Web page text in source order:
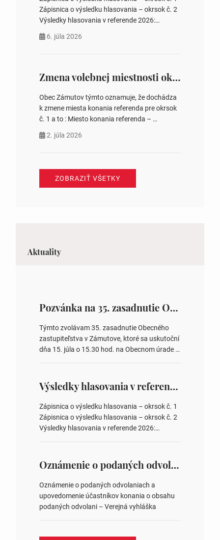
Zápisnica o výsledku hlasovania – okrsok č. 2
Výsledky hlasovania v referende 2026:
na hlasovaní https://www.volbysr.sk/…
6. júla 2026
Zmena volebnej miestnosti okrsok č. 1
Obec Zámutov týmto oznamuje, že dochádza
k zmene miesta konania referenda pre okrsok
č. 1 a to : Miesto konania referenda –
Tomášová starostka obce
2. júla 2026
ZOBRAZIŤ VŠETKY
Aktuality
Pozvánka na 35. zasadnutie OZ v Zámutove
Týmto zvolávam 35. zasadnutie Obecného
zastupiteľstva v Zámutove, ktoré sa uskutoční
dňa 15. júla o 15.30 hod. na Obecnom úrade v
overovateľov zápisnice 3. Určenie volebných
obvodov pre voľby poslancov obecných
zastupiteľstiev, počtu poslancov obecných
zastupiteľstiev v nich 4. Schválenie odpredaja
obecného pozemku –…
Výsledky hlasovania v referende 2026
Zápisnica o výsledku hlasovania – okrsok č. 1
Zápisnica o výsledku hlasovania – okrsok č. 2
Výsledky hlasovania v referende 2026:
ysledky.html
Oznámenie o podaných odvolaniach a upovedomenie účastníkov konania o obsahu podaných odvolani – Verejná vyhláška
Oznámenie o podaných odvolaniach a
upovedomenie účastníkov konania o obsahu
podaných odvolani – Verejná vyhláška